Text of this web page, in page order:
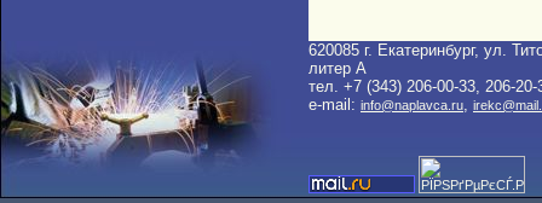
620085 г. Екатеринбург, ул.
литер A
тел. +7 (343) 206-00-33, 206-20-
e-mail: info@naplavca.ru,